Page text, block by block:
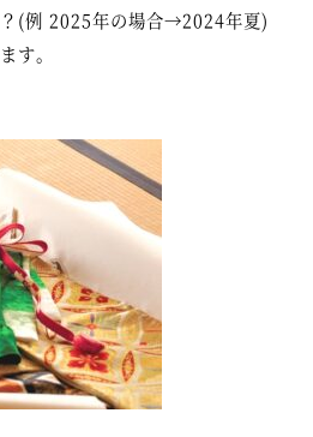
(例 2025年の場合→2024年夏)
す。